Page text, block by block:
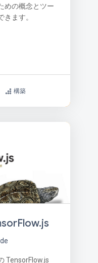
めの概念とツー
きます。
構築
TensorFlow.js